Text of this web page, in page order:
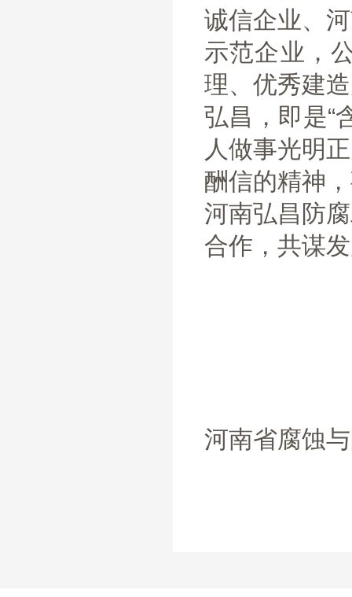
诚信企业、
示范企业，
理、优秀建
弘昌，即是“
人做事光明
酬信的精神
河南弘昌防
合作，共谋
河南省腐蚀